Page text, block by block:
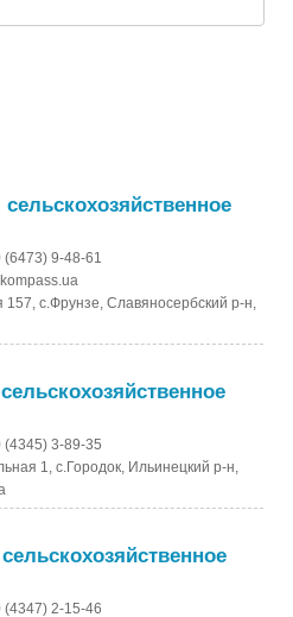
(6473) 9-48-61
с.Фрунзе, Славяносербский р-н,
(4345) 3-89-35
1, с.Городок, Ильинецкий р-н,
(4347) 2-15-46